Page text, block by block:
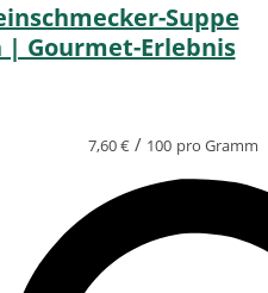
Suppe
Gourmet-Erlebnis
7,60€ / 100 pro Gramm